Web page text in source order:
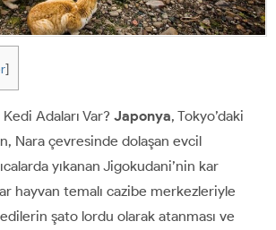
]
Adaları Var? Japonya, Tokyo’daki
Nara çevresinde dolaşan evcil
yıkanan Jigokudani’nin kar
hayvan temalı cazibe merkezleriyle
şato lordu olarak atanması ve